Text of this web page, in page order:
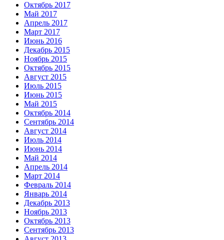
Октябрь 2017
Май 2017
Апрель 2017
Март 2017
Июнь 2016
Декабрь 2015
Ноябрь 2015
Октябрь 2015
Август 2015
Июль 2015
Июнь 2015
Май 2015
Октябрь 2014
Сентябрь 2014
Август 2014
Июль 2014
Июнь 2014
Май 2014
Апрель 2014
Март 2014
Февраль 2014
Январь 2014
Декабрь 2013
Ноябрь 2013
Октябрь 2013
Сентябрь 2013